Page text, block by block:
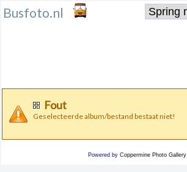
Busfoto.nl
Fout
Geselecteerde album/bestand bestaat niet!
Powered by Coppermine Photo Gallery